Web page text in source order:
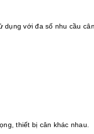
với đa số nhu cầu
thiết bị cân khác nhau.